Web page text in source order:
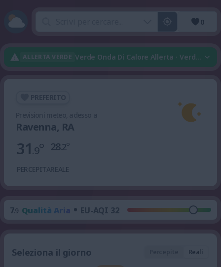
0
ALLERTA VERDE Verde Onda Di Calore Allerta · Verde
Ravenna, RA
31.9°
PERCEPITA
28.2°
REALE
7.9 Qualità Aria • EU-AQI 32
Seleziona il giorno Reali